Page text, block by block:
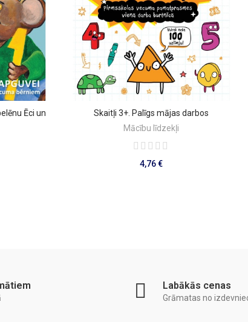
Ēci un
PIEVIENOT GROZAM
Skaitļi 3+. Palīgs mājas darbos
Mācību līdzekļi
4,76 €
Labākās cenas
Grāmatas no